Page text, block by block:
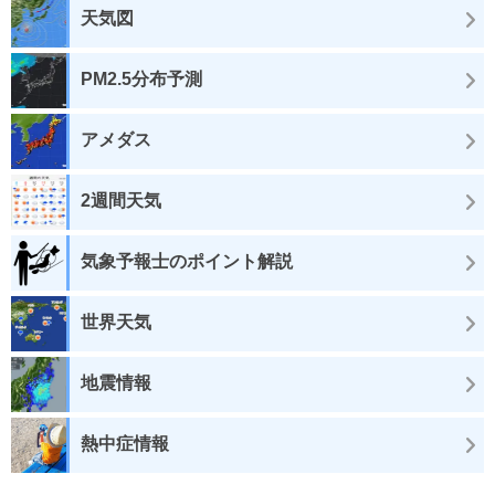
天気図
PM2.5分布予測
アメダス
2週間天気
気象予報士のポイント解説
世界天気
地震情報
熱中症情報